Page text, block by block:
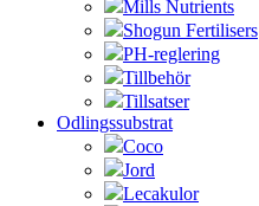
Mills Nutrients
Shogun Fertilisers
PH-reglering
Tillbehör
Tillsatser
Odlingssubstrat
Coco
Jord
Lecakulor